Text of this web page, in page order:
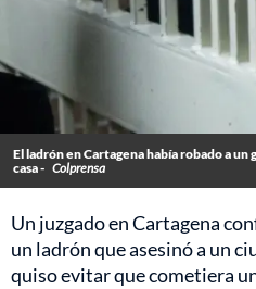
El ladrón en Cartagena había robado a un
casa - Colprensa
Un juzgado en Cartagena
un ladrón que asesinó a un
quiso evitar que cometiera